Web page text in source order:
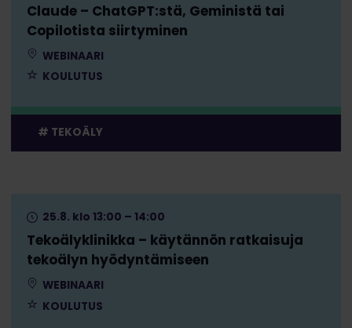
Claude – ChatGPT:stä, Geministä tai
Copilotista siirtyminen
WEBINAARI
KOULUTUS
TEKOÄLY
Tekoälyklinikka – käytännön ratkaisuja
tekoälyn hyödyntämiseen
25.8. klo 13:00 – 14:00
WEBINAARI
KOULUTUS